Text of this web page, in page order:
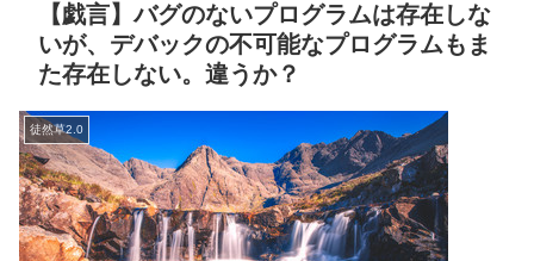
【戯言】バグのないプログラムは存在しな
いが、デバックの不可能なプログラムもま
た存在しない。違うか？
徒然草2.0